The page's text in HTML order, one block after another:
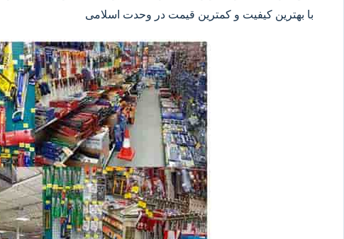
با بهترین کیفیت و کمترین قیمت در وحدت اسلامی